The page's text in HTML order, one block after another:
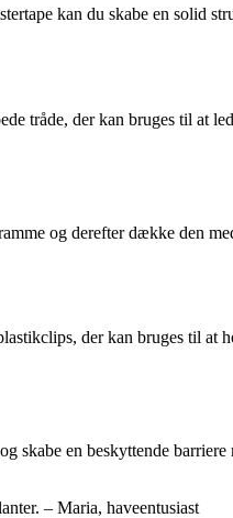
kan du skabe en solid
tråde, der kan bruges til at
og derefter dække den
der kan bruges til at
skabe en beskyttende
– Maria, haveentusiast